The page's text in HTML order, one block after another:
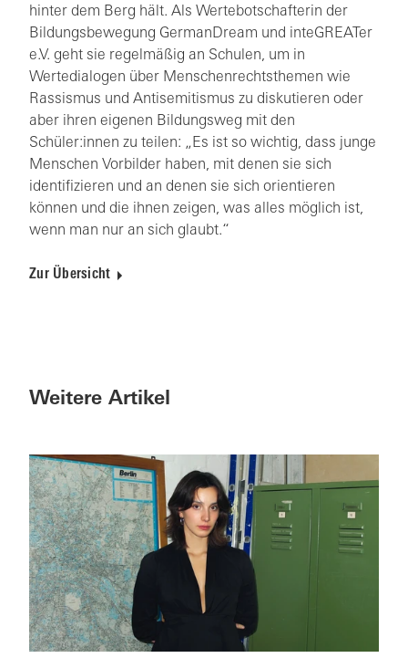
hinter dem Berg hält. Als Wertebotschafterin der
Bildungsbewegung GermanDream und inteGREATer
e.V. geht sie regelmäßig an Schulen, um in
Wertedialogen über Menschenrechtsthemen wie
Rassismus und Antisemitismus zu diskutieren oder
aber ihren eigenen Bildungsweg mit den
Schüler:innen zu teilen: „Es ist so wichtig, dass junge
Menschen Vorbilder haben, mit denen sie sich
identifizieren und an denen sie sich orientieren
können und die ihnen zeigen, was alles möglich ist,
wenn man nur an sich glaubt.“
Zur Übersicht
Weitere Artikel